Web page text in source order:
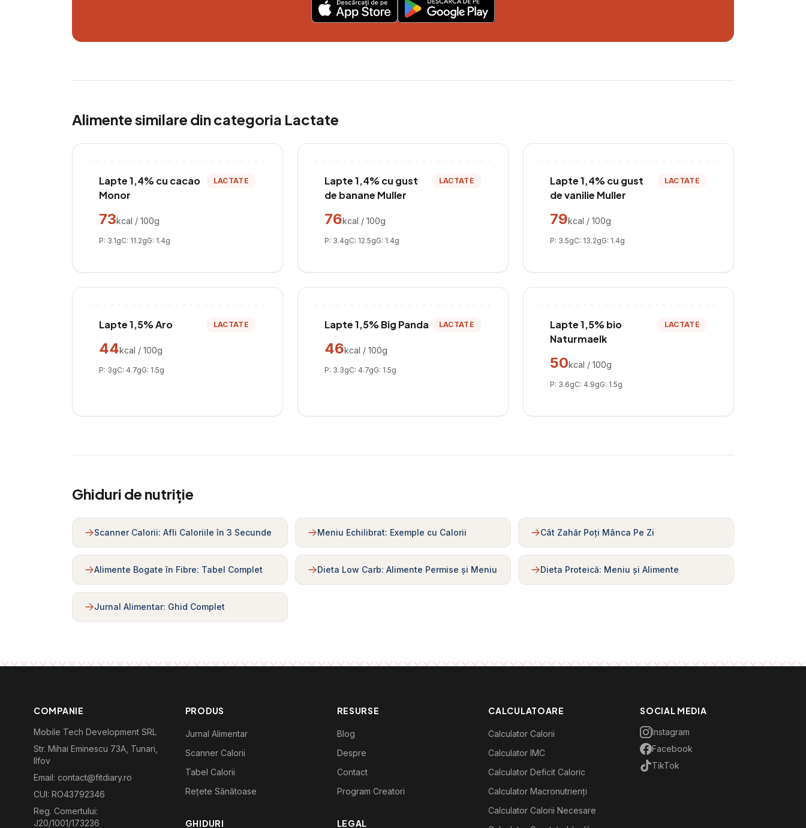
Alimente similare din categoria Lactate
Lapte 1,4% cu cacao
Monor
LACTATE
73kcal / 100g
P: 3.1gC: 11.2gG: 1.4g
Lapte 1,4% cu gust
de banane Muller
LACTATE
76kcal / 100g
P: 3.4gC: 12.5gG: 1.4g
Lapte 1,4% cu gust
de vanilie Muller
LACTATE
79kcal / 100g
P: 3.5gC: 13.2gG: 1.4g
Lapte 1,5% Aro LACTATE
44kcal / 100g
P: 3gC: 4.7gG: 1.5g
Lapte 1,5% Big Panda LACTATE
46kcal / 100g
P: 3.3gC: 4.7gG: 1.5g
Lapte 1,5% bio
Naturmaelk
LACTATE
50kcal / 100g
P: 3.6gC: 4.9gG: 1.5g
Ghiduri de nutriție
Scanner Calorii: Afli Caloriile în 3 Secunde Meniu Echilibrat: Exemple cu Calorii Cât Zahăr Poți Mânca Pe Zi
Alimente Bogate în Fibre: Tabel Complet Dieta Low Carb: Alimente Permise și Meniu Dieta Proteică: Meniu și Alimente
Jurnal Alimentar: Ghid Complet
COMPANIE
Mobile Tech Development SRL
Str. Mihai Eminescu 73A, Tunari,
Ilfov
Email: contact@fitdiary.ro
CUI: RO43792346
Reg. Comertului:
J20/1001/173236
PRODUS
Jurnal Alimentar
Scanner Calorii
Tabel Calorii
Rețete Sănătoase
GHIDURI
RESURSE
Blog
Despre
Contact
Program Creatori
LEGAL
CALCULATOARE
Calculator Calorii
Calculator IMC
Calculator Deficit Caloric
Calculator Macronutrienți
Calculator Calorii Necesare
SOCIAL MEDIA
Instagram
Facebook
TikTok